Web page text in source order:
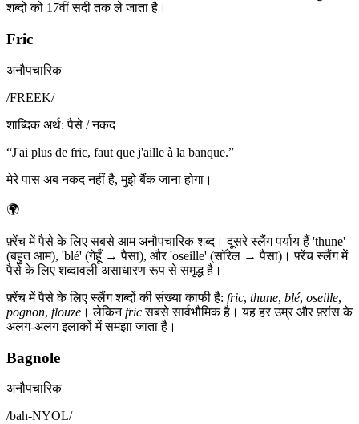
शब्दों को 17वीं सदी तक ले जाता है।
Fric
अनौपचारिक
/FREEK/
शाब्दिक अर्थ: पैसे / नकद
“J'ai plus de fric, faut que j'aille à la banque.”
मेरे पास अब नकद नहीं है, मुझे बैंक जाना होगा।
🌍
फ़्रेंच में पैसे के लिए सबसे आम अनौपचारिक शब्द। दूसरे स्लैंग पर्याय हैं 'thune'
(बहुत आम), 'blé' (गेहूँ → पैसा), और 'oseille' (सॉरेल → पैसा)। फ़्रेंच स्लैंग में
पैसे के लिए शब्दावली असाधारण रूप से समृद्ध है।
फ़्रेंच में पैसे के लिए स्लैंग शब्दों की संख्या काफी है: fric, thune, blé, oseille,
pognon, flouze । लेकिनfricसबसे सार्वभौमिक है। यह हर उम्र और फ़्रांस के
अलग-अलग इलाकों में समझा जाता है।
Bagnole
अनौपचारिक
/bah-NYOL/